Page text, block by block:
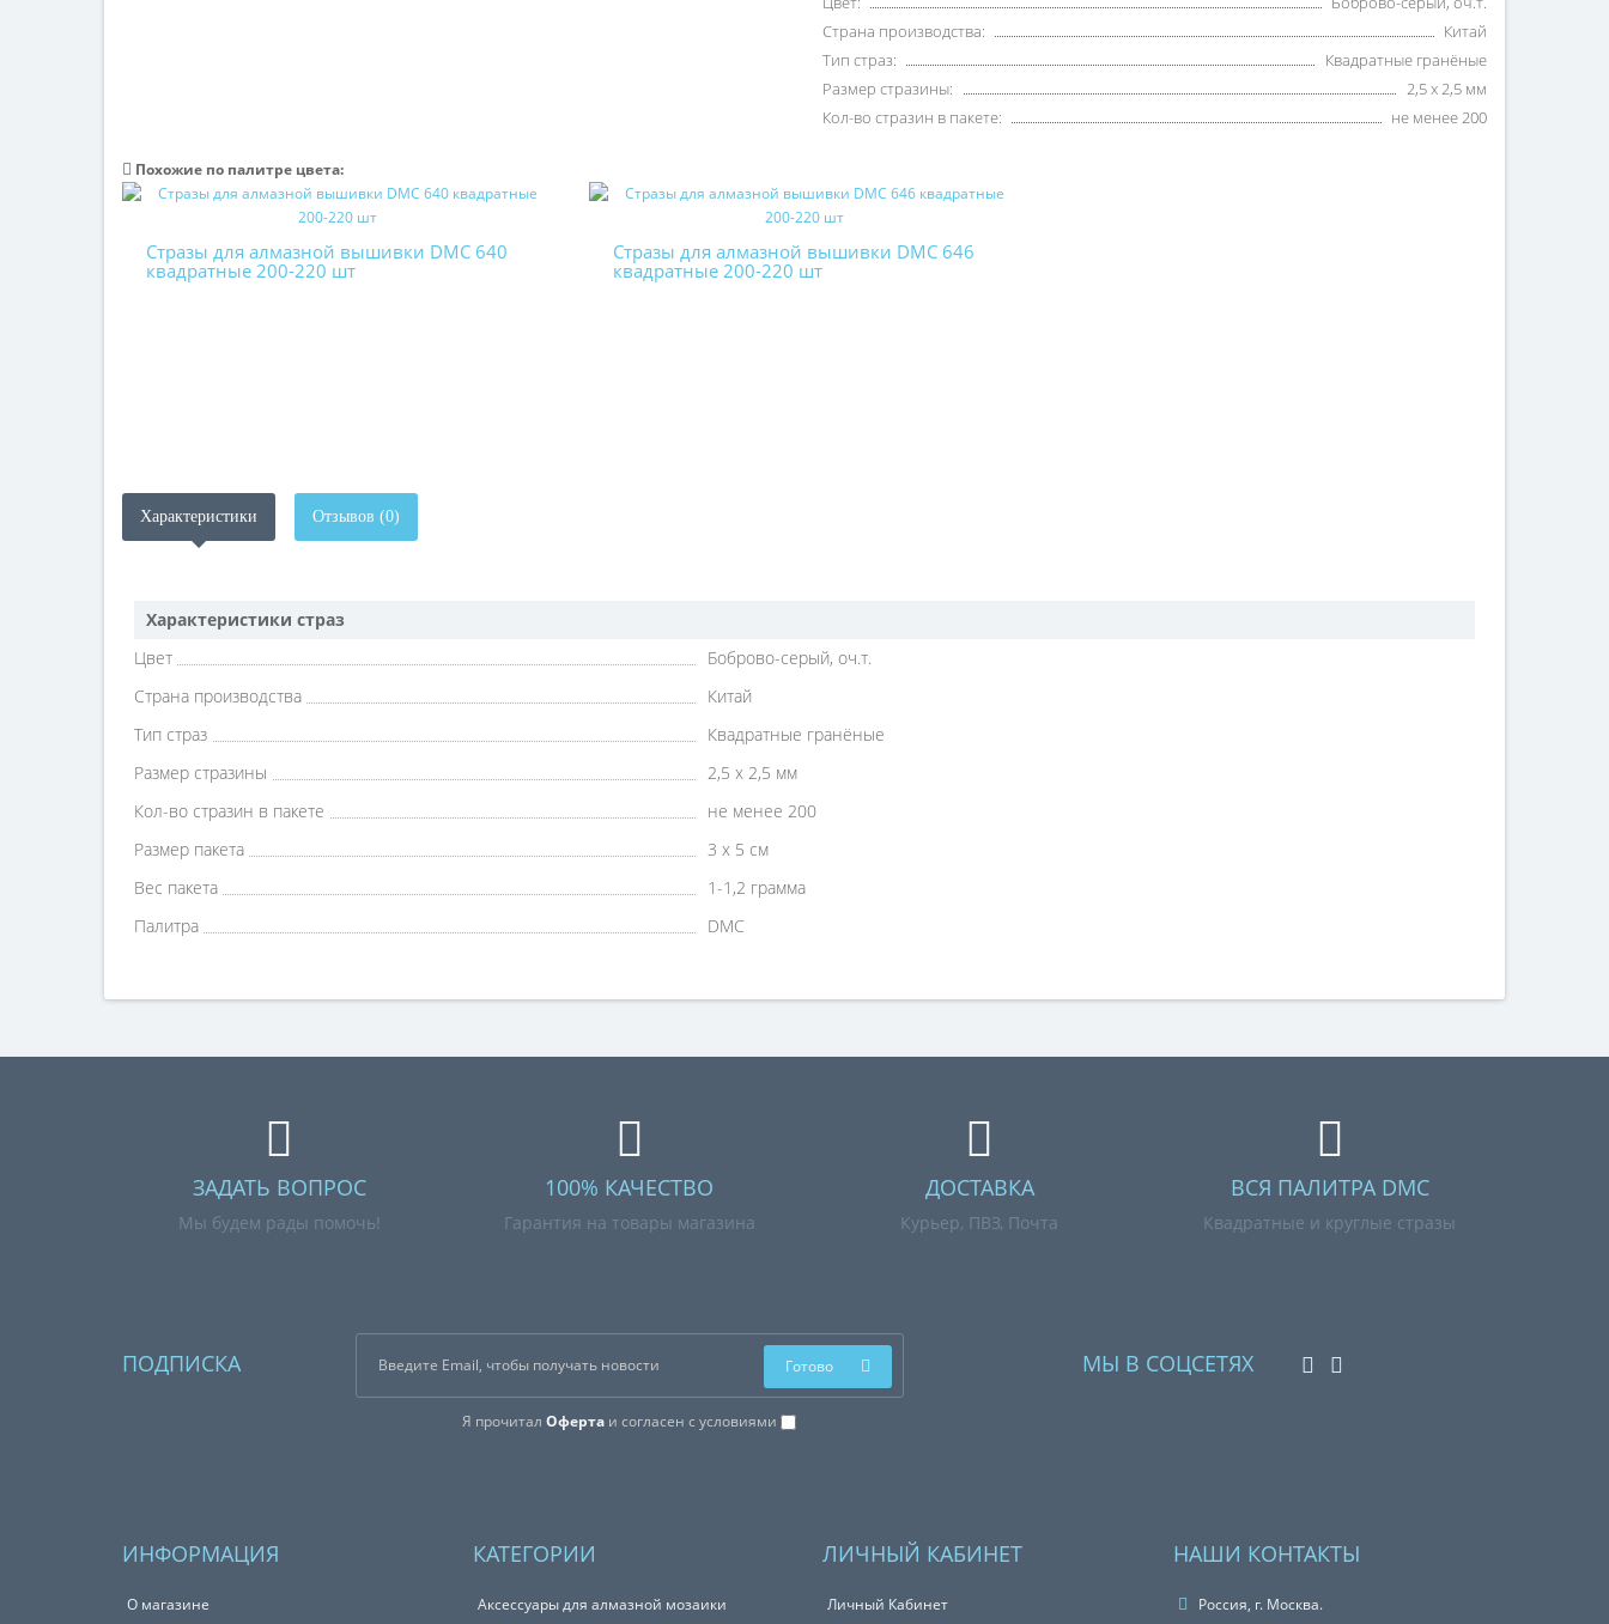
Страна производства:
Китай
Тип страз:
Квадратные гранёные
Размер стразины:
2,5 х 2,5 мм
Кол-во стразин в пакете:
не менее 200
Похожие по палитре цвета:
Стразы для алмазной вышивки DMC 640
квадратные 200-220 шт
Стразы для алмазной вышивки DMC 646
квадратные 200-220 шт
Характеристики Отзывов (0)
Характеристики страз
Цвет
Боброво-серый, оч.т.
Страна производства
Китай
Тип страз
Квадратные гранёные
Размер стразины
2,5 х 2,5 мм
Кол-во стразин в пакете
не менее 200
Размер пакета
3 х 5 см
Вес пакета
1-1,2 грамма
Палитра
DMC
ЗАДАТЬ ВОПРОС
Мы будем рады помочь!
100% КАЧЕСТВО
Гарантия на товары магазина
ДОСТАВКА
Курьер, ПВЗ, Почта
ВСЯ ПАЛИТРА DMC
Квадратные и круглые стразы
ПОДПИСКА
Я прочиталОферта и согласен с условиями
Готово МЫ В СОЦСЕТЯХ
ИНФОРМАЦИЯ
О магазине
КАТЕГОРИИ
Аксессуары для алмазной мозаики
ЛИЧНЫЙ КАБИНЕТ
Личный Кабинет
НАШИ КОНТАКТЫ
Россия, г. Москва.